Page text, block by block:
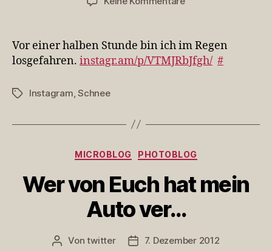
halben
Stunde
bin
Vor einer halben Stunde bin ich im Regen
losgefahren. instagr.am/p/VTMJRbJfgh/ #
Schlagwörter
Instagram ,Schnee
Kategorien
MICROBLOG PHOTOBLOG
Wer von Euch hat mein
Auto ver…
Beitragsautor
Vontwitter Veröffentlichungsdatum
7. Dezember 2012